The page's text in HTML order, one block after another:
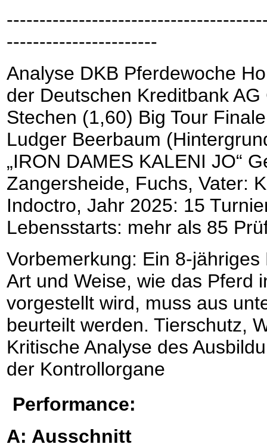
-----------------------
Analyse DKB Pferdewoche
der Deutschen Kreditbank
Stechen (1,60) Big Tour
Ludger Beerbaum
„IRON DAMES KALENI JO“
Zangersheide, Fuchs, Vater:
Indoctro, Jahr 2025: 15
Lebensstarts: mehr als 85
Vorbemerkung: Ein 8-
Art und Weise, wie das Pferd
vorgestellt wird, muss aus
beurteilt werden. Tierschutz,
Kritische Analyse des
der Kontrollorgane
Performance:
A: Ausschnitt